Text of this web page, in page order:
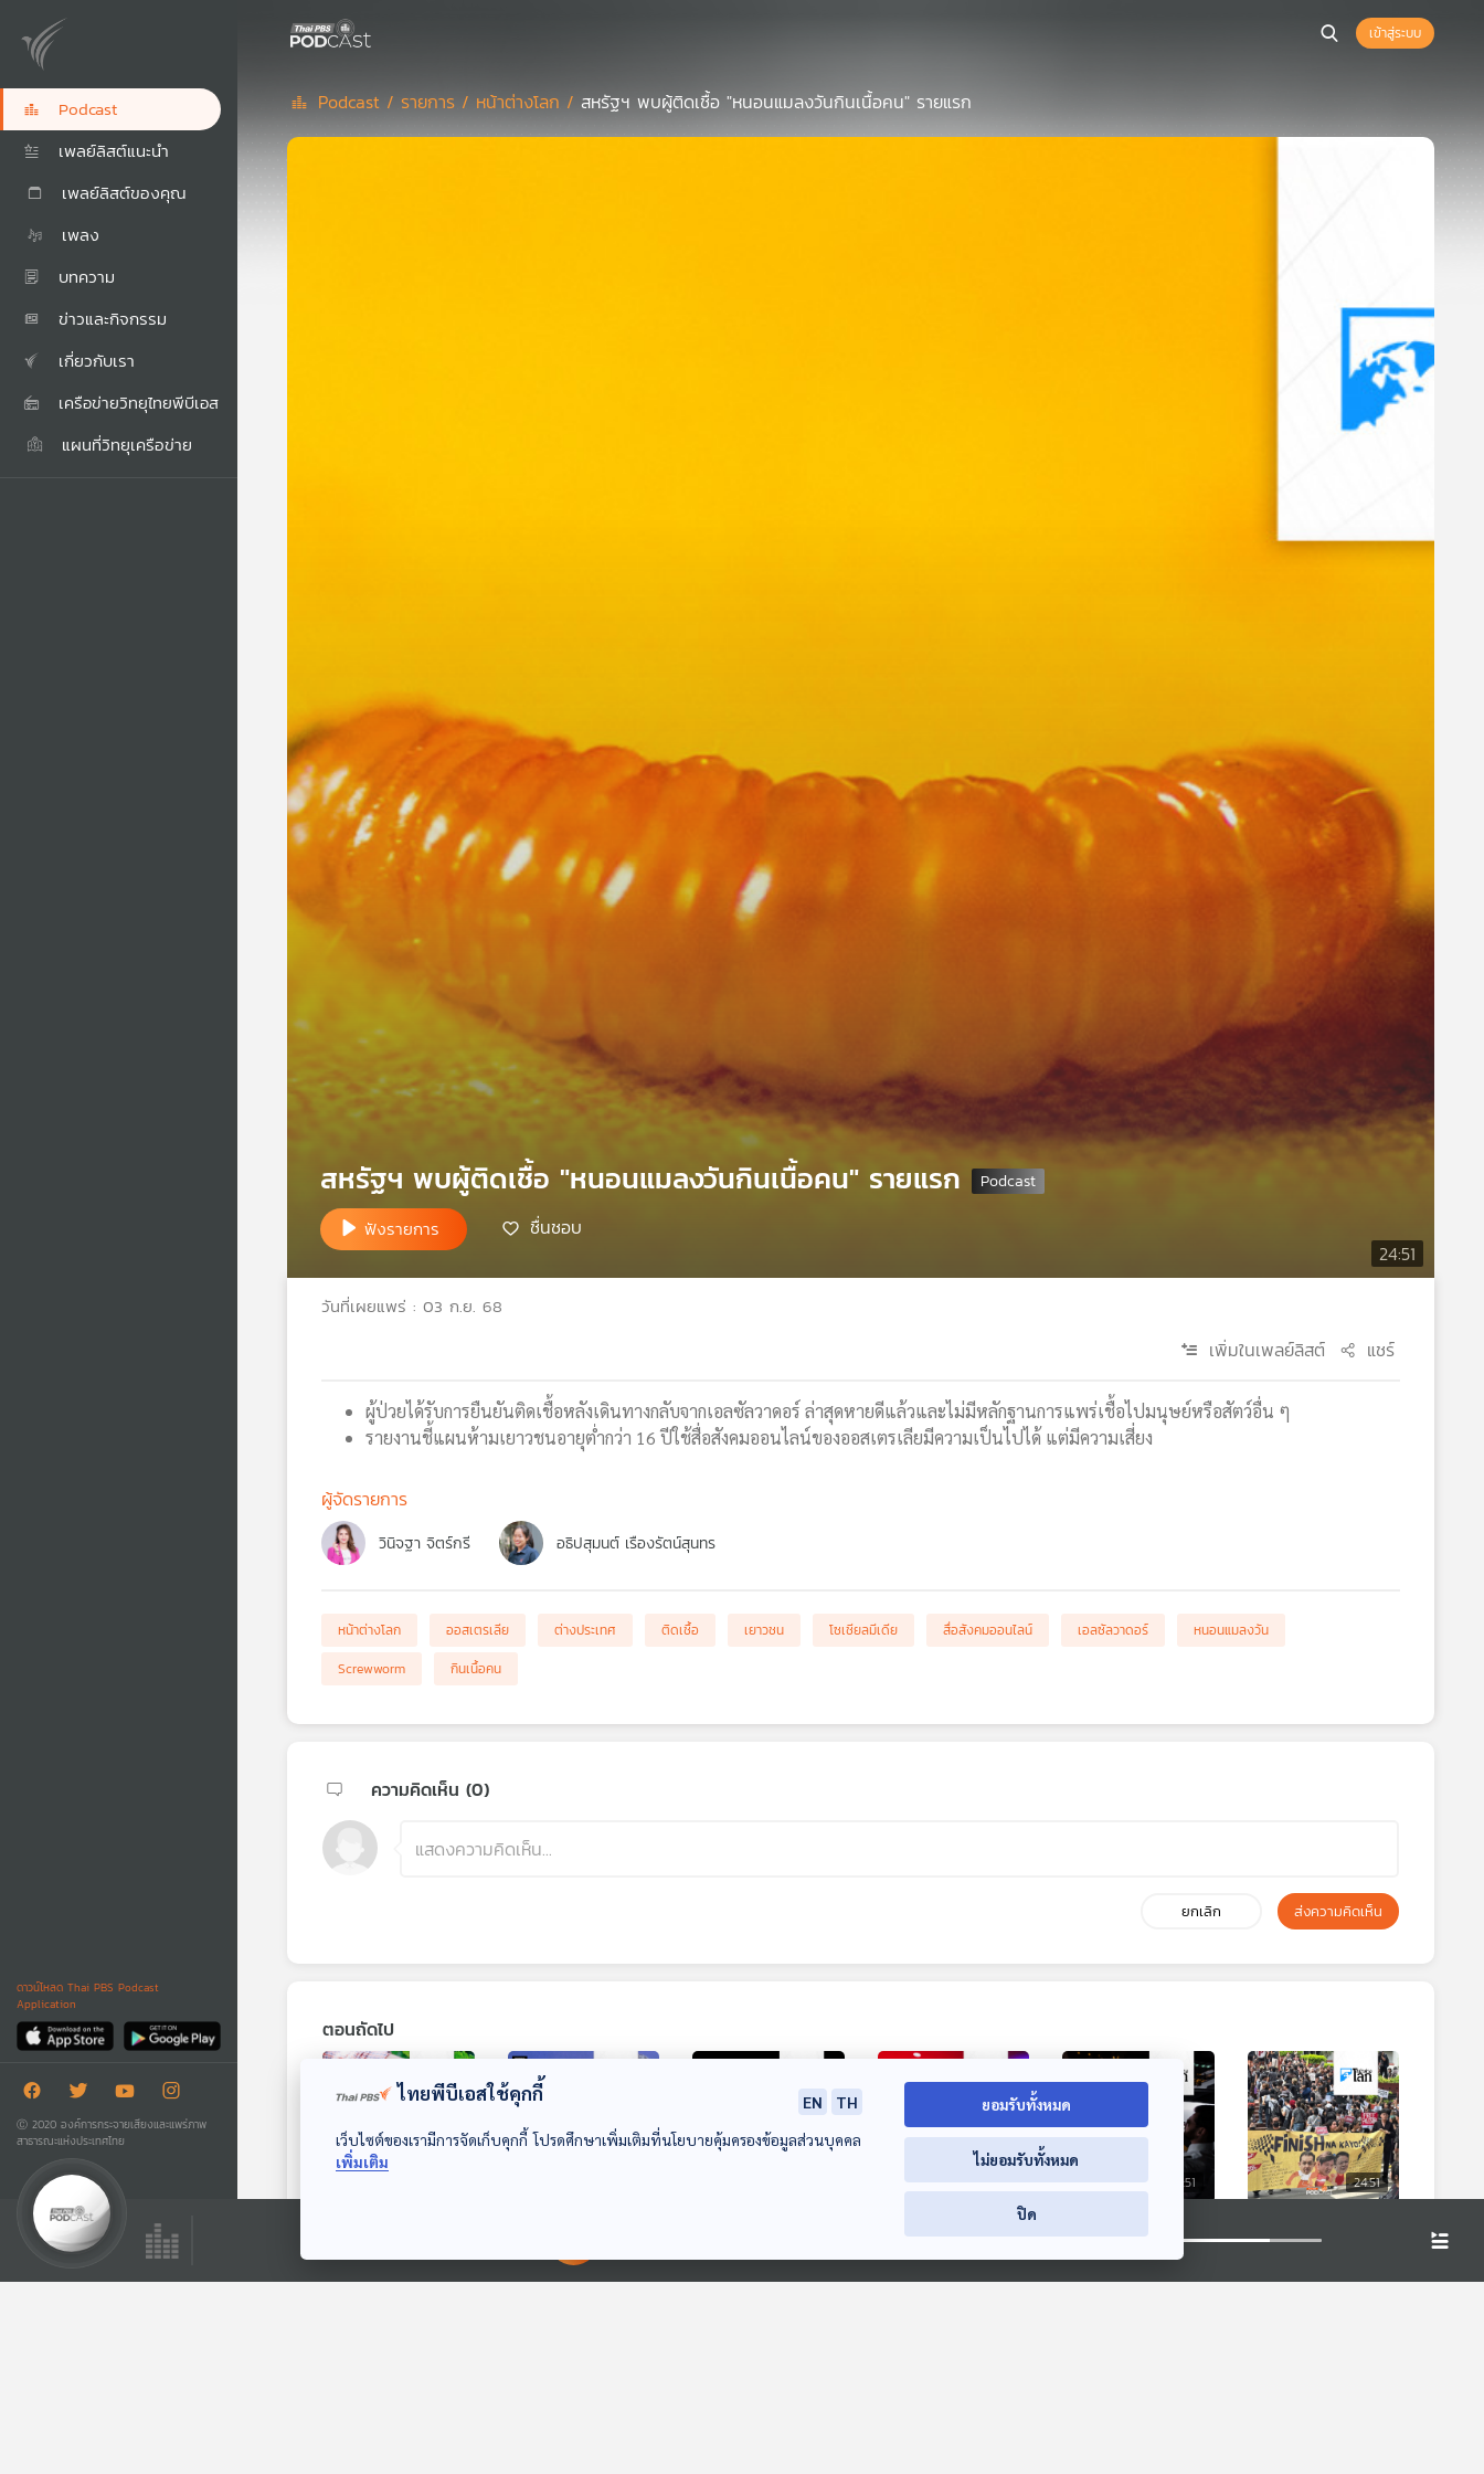
Podcast
เพลย์ลิสต์แนะนำ
เพลย์ลิสต์ของคุณ
เพลง
บทความ
ข่าวและกิจกรรม
เกี่ยวกับเรา
เครือข่ายวิทยุไทยพีบีเอส
แผนที่วิทยุเครือข่าย
ดาวน์โหลด Thai PBS Podcast
Application
Ⓒ 2020 องค์การกระจายเสียงและแพร่ภาพ
สาธารณะแห่งประเทศไทย
เข้าสู่ระบบ
Podcast / รายการ / หน้าต่างโลก / สหรัฐฯ พบผู้ติดเชื้อ "หนอนแมลงวันกินเนื้อคน" รายแรก
24:51
สหรัฐฯ พบผู้ติดเชื้อ "หนอนแมลงวันกินเนื้อคน" รายแรก
ฟังรายการ ชื่นชอบ
วันที่เผยแพร่ : 03 ก.ย. 68
เพิ่มในเพลย์ลิสต์ แชร์
ผู้ป่วยได้รับการยืนยันติดเชื้อหลังเดินทางกลับจากเอลซัลวาดอร์ ล่าสุดหายดีแล้วและไม่มีหลักฐานการแพร่เชื้อไปมนุษย์หรือสัตว์อื่น ๆ
รายงานชี้แผนห้ามเยาวชนอายุต่ำกว่า 16 ปีใช้สื่อสังคมออนไลน์ของออสเตรเลียมีความเป็นไปได้ แต่มีความเสี่ยง
ผู้จัดรายการ
วินิจฐา จิตร์กรี อธิปสุมนต์ เรืองรัตน์สุนทร
หน้าต่างโลก ออสเตรเลีย ต่างประเทศ ติดเชื้อ เยาวชน โซเชียลมีเดีย สื่อสังคมออนไลน์ เอลซัลวาดอร์
หนอนแมลงวัน
Screwworm
กินเนื้อคน
ความคิดเห็น (0)
ยกเลิก ส่งความคิดเห็น
ตอนถัดไป
แรงงานเบอร์รี่ป่าที่
ฟินแลนด์
หน้าต่างโลก
อมตะได้จริงหรือไม่?
หลังสี-ปูตินถกยืด
หน้าต่างโลก
สหรัฐฯ ลดลงสู่ระดับ
ก่อนเกิดโควิด
หน้าต่างโลก
24:51
เคิร์ค" สะท้อนวิกฤต
การใช้ความรุนแรง
หน้าต่างโลก
24:51
ชาวเยอรมันเกือบทุก
คนแอบงีบระหว่างบิน
หน้าต่างโลก
24:51
สัปดาห์นี้
หน้าต่างโลก
00:00:00
ไทยพีบีเอสใช้คุกกี้ EN
TH
เว็บไซต์ของเรามีการจัดเก็บคุกกี้ โปรดศึกษาเพิ่มเติมที่นโยบายคุ้มครองข้อมูลส่วนบุคคล
เพิ่มเติม
ยอมรับทั้งหมด
ไม่ยอมรับทั้งหมด
ปิด